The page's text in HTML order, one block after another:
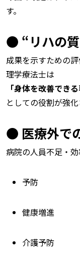
す。
● “リハの
成果を示すための評
理学療法士は
「身体を改善できる
としての役割が強化
● 医療外で
病院の人員不足・
予防
健康増進
介護予防